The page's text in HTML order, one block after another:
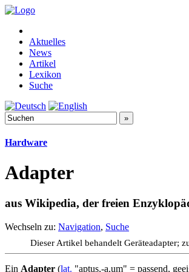
Aktuelles
News
Artikel
Lexikon
Suche
Hardware
Adapter
aus Wikipedia, der freien
Wechseln zu: Navigation, Suche
Dieser Artikel behandelt Geräteadapter;
Ein Adapter (lat. "aptus,-a,um" = passend,